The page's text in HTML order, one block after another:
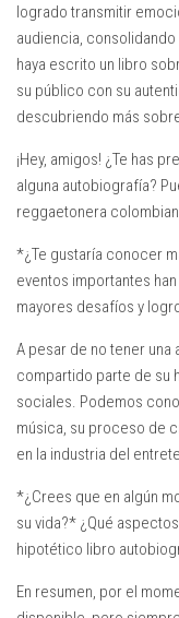
logrado transmitir
audiencia,
haya escrito un libro
su público con su
descubriendo más
¡Hey, amigos! ¿Te has
alguna autobiografía?
reggaetonera
*¿Te gustaría conocer
eventos importantes
mayores desafíos y
A pesar de no tener una
compartido parte de su
sociales. Podemos
música, su proceso de
en la industria del
*¿Crees que en algún
su vida?* ¿Qué
hipotético libro
En resumen, por el